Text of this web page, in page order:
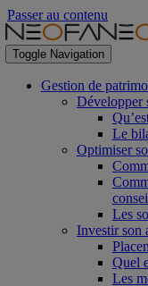
Passer au contenu
Toggle Navigation
Gestion de
Développer
Le
Optimiser
Les
Investir son
Quel
Les